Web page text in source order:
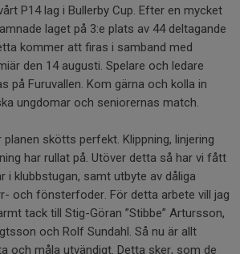
P14 lag i Bullerby Cup. Efter en mycket
laget på 3:e plats av 44 deltagande
kommer att firas i samband med
den 14 augusti. Spelare och ledare
på Furuvallen. Kom gärna och kolla in
ungdomar och seniorernas match.
skötts perfekt. Klippning, linjering
har rullat på. Utöver detta så har vi fått
i klubbstugan, samt utbyte av dåliga
och fönsterfoder. För detta arbete vill jag
tack till Stig-Göran ”Stibbe” Artursson,
och Rolf Sundahl. Så nu är allt
och måla utvändigt. Detta sker, som de